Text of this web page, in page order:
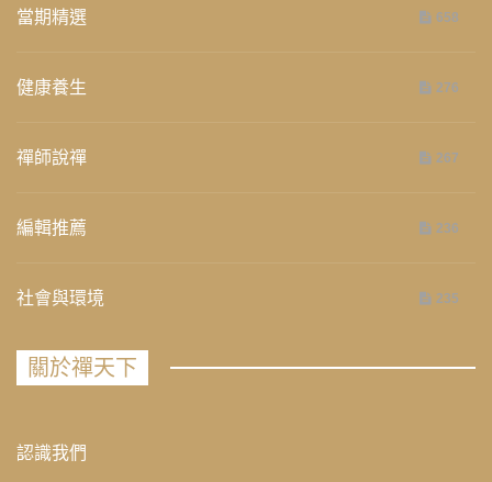
當期精選 658
健康養生 276
禪師說禪 267
編輯推薦 236
社會與環境 235
關於禪天下
認識我們